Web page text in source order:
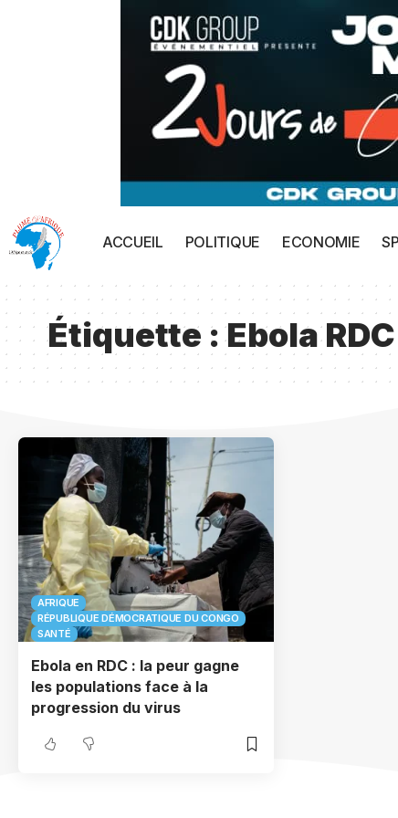
ACCUEIL POLITIQUE ECONOMIE
Étiquette :Ebola
AFRIQUE
RÉPUBLIQUE DÉMOCRATIQUE DU CONGO
SANTÉ
Ebola en RDC : la peur gagne
les populations face à la
progression du virus